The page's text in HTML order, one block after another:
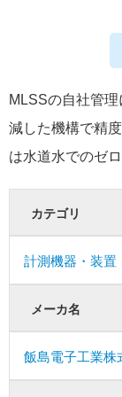
MLSSの自社管
減した機構で精
は水道水でのゼ
カテゴリ
計測機器・装置
メーカ名
飯島電子工業株